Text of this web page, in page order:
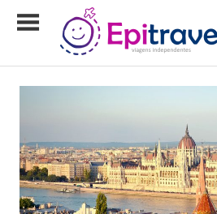
Viagens
Independentes